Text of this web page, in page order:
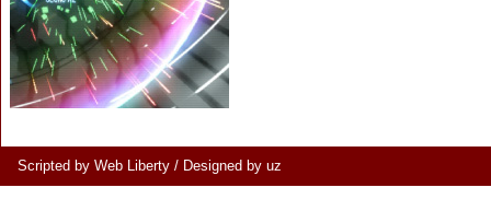
Scripted by Web Liberty / Designed by uz